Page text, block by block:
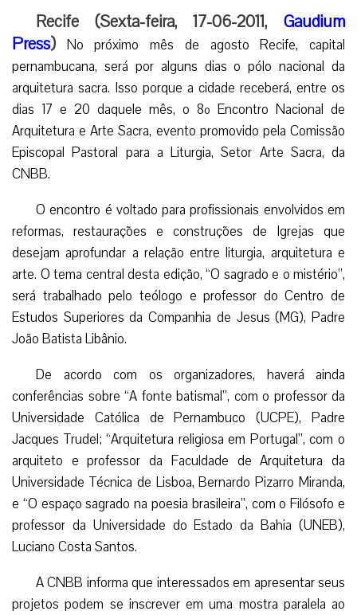
Recife (Sexta-feira, 17-06-2011, Gaudium
Press) No próximo mês de agosto Recife, capital
pernambucana, será por alguns dias o pólo nacional da
arquitetura sacra. Isso porque a cidade receberá, entre os
dias 17 e 20 daquele mês, o 8º Encontro Nacional de
Arquitetura e Arte Sacra, evento promovido pela Comissão
Episcopal Pastoral para a Liturgia, Setor Arte Sacra, da
CNBB.
O encontro é voltado para profissionais envolvidos em
reformas, restaurações e construções de Igrejas que
desejam aprofundar a relação entre liturgia, arquitetura e
arte. O tema central desta edição, “O sagrado e o mistério”,
será trabalhado pelo teólogo e professor do Centro de
Estudos Superiores da Companhia de Jesus (MG), Padre
João Batista Libânio.
De acordo com os organizadores, haverá ainda
conferências sobre “A fonte batismal”, com o professor da
Universidade Católica de Pernambuco (UCPE), Padre
Jacques Trudel; “Arquitetura religiosa em Portugal”, com o
arquiteto e professor da Faculdade de Arquitetura da
Universidade Técnica de Lisboa, Bernardo Pizarro Miranda,
e “O espaço sagrado na poesia brasileira”, com o Filósofo e
professor da Universidade do Estado da Bahia (UNEB),
Luciano Costa Santos.
A CNBB informa que interessados em apresentar seus
projetos podem se inscrever em uma mostra paralela ao